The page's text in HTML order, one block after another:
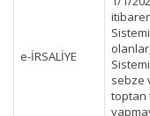
e-İRSALİYE
sebze
toptan